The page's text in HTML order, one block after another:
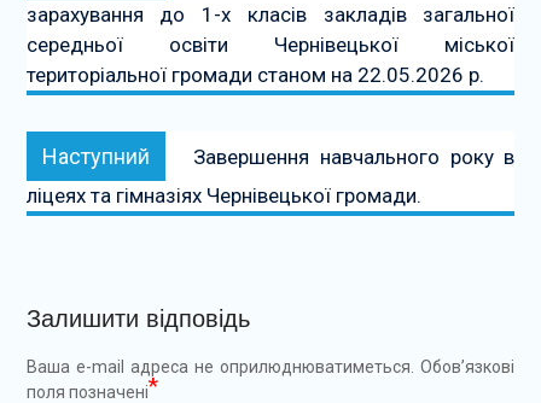
зарахування до 1-х класів закладів загальної
середньої освіти Чернівецької міської
територіальної громади станом на 22.05.2026 р.
Наступний Наступний:
Завершення навчального року в
ліцеях та гімназіях Чернівецької громади.
Залишити відповідь
Ваша e-mail адреса не оприлюднюватиметься. Обов’язкові
поля позначені*